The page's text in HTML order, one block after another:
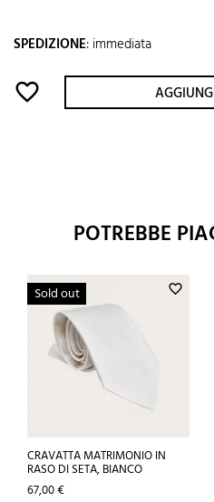
SPEDIZIONE: immediata
favorite_border
POTREBBE
favorite_border
Sold out
CRAVATTA MATRIMONIO IN
RASO DI SETA, BIANCO
Prezzo
67,00 €